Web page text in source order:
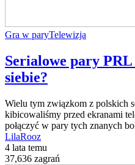
Gra w paryTelewizja
Serialowe pary PRL
siebie?
Wielu tym związkom z polskich
kibicowaliśmy przed ekranami
połączyć w pary tych znanych
LilaRooz
4 lata temu
37,636 zagrań